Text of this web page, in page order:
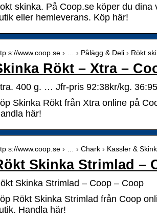
skinka. På Coop.se köper du
eller hemleverans. Köp här!
s://www.coop.se › … › Pålägg & Deli › Rökt
Rökt – Xtra –
400 g. … Jfr-pris 92:38kr/kg.
Skinka Rökt från Xtra online på
här!
s://www.coop.se › … › Chark › Kassler &
Skinka Strimlad –
Skinka Strimlad – Coop – Coop
Rökt Skinka Strimlad från Coop
Handla här!